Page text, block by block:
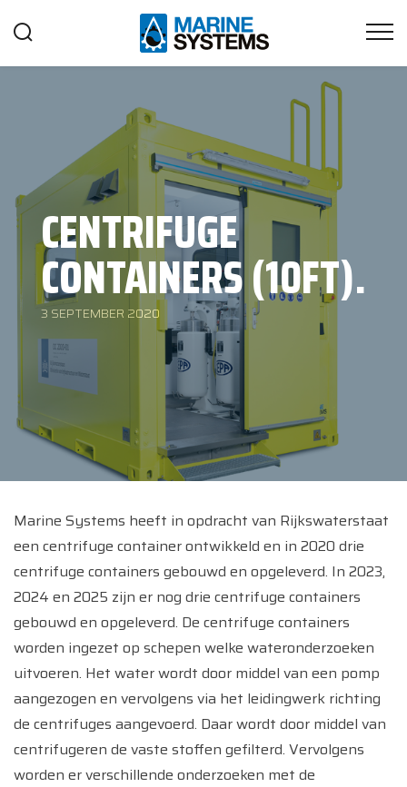
CENTRIFUGE
CONTAINERS (10FT).
3 SEPTEMBER 2020
Marine Systems heeft in opdracht van Rijkswaterstaat
een centrifuge container ontwikkeld en in 2020 drie
centrifuge containers gebouwd en opgeleverd. In 2023,
2024 en 2025 zijn er nog drie centrifuge containers
gebouwd en opgeleverd. De centrifuge containers
worden ingezet op schepen welke wateronderzoeken
uitvoeren. Het water wordt door middel van een pomp
aangezogen en vervolgens via het leidingwerk richting
de centrifuges aangevoerd. Daar wordt door middel van
centrifugeren de vaste stoffen gefilterd. Vervolgens
worden er verschillende onderzoeken met de